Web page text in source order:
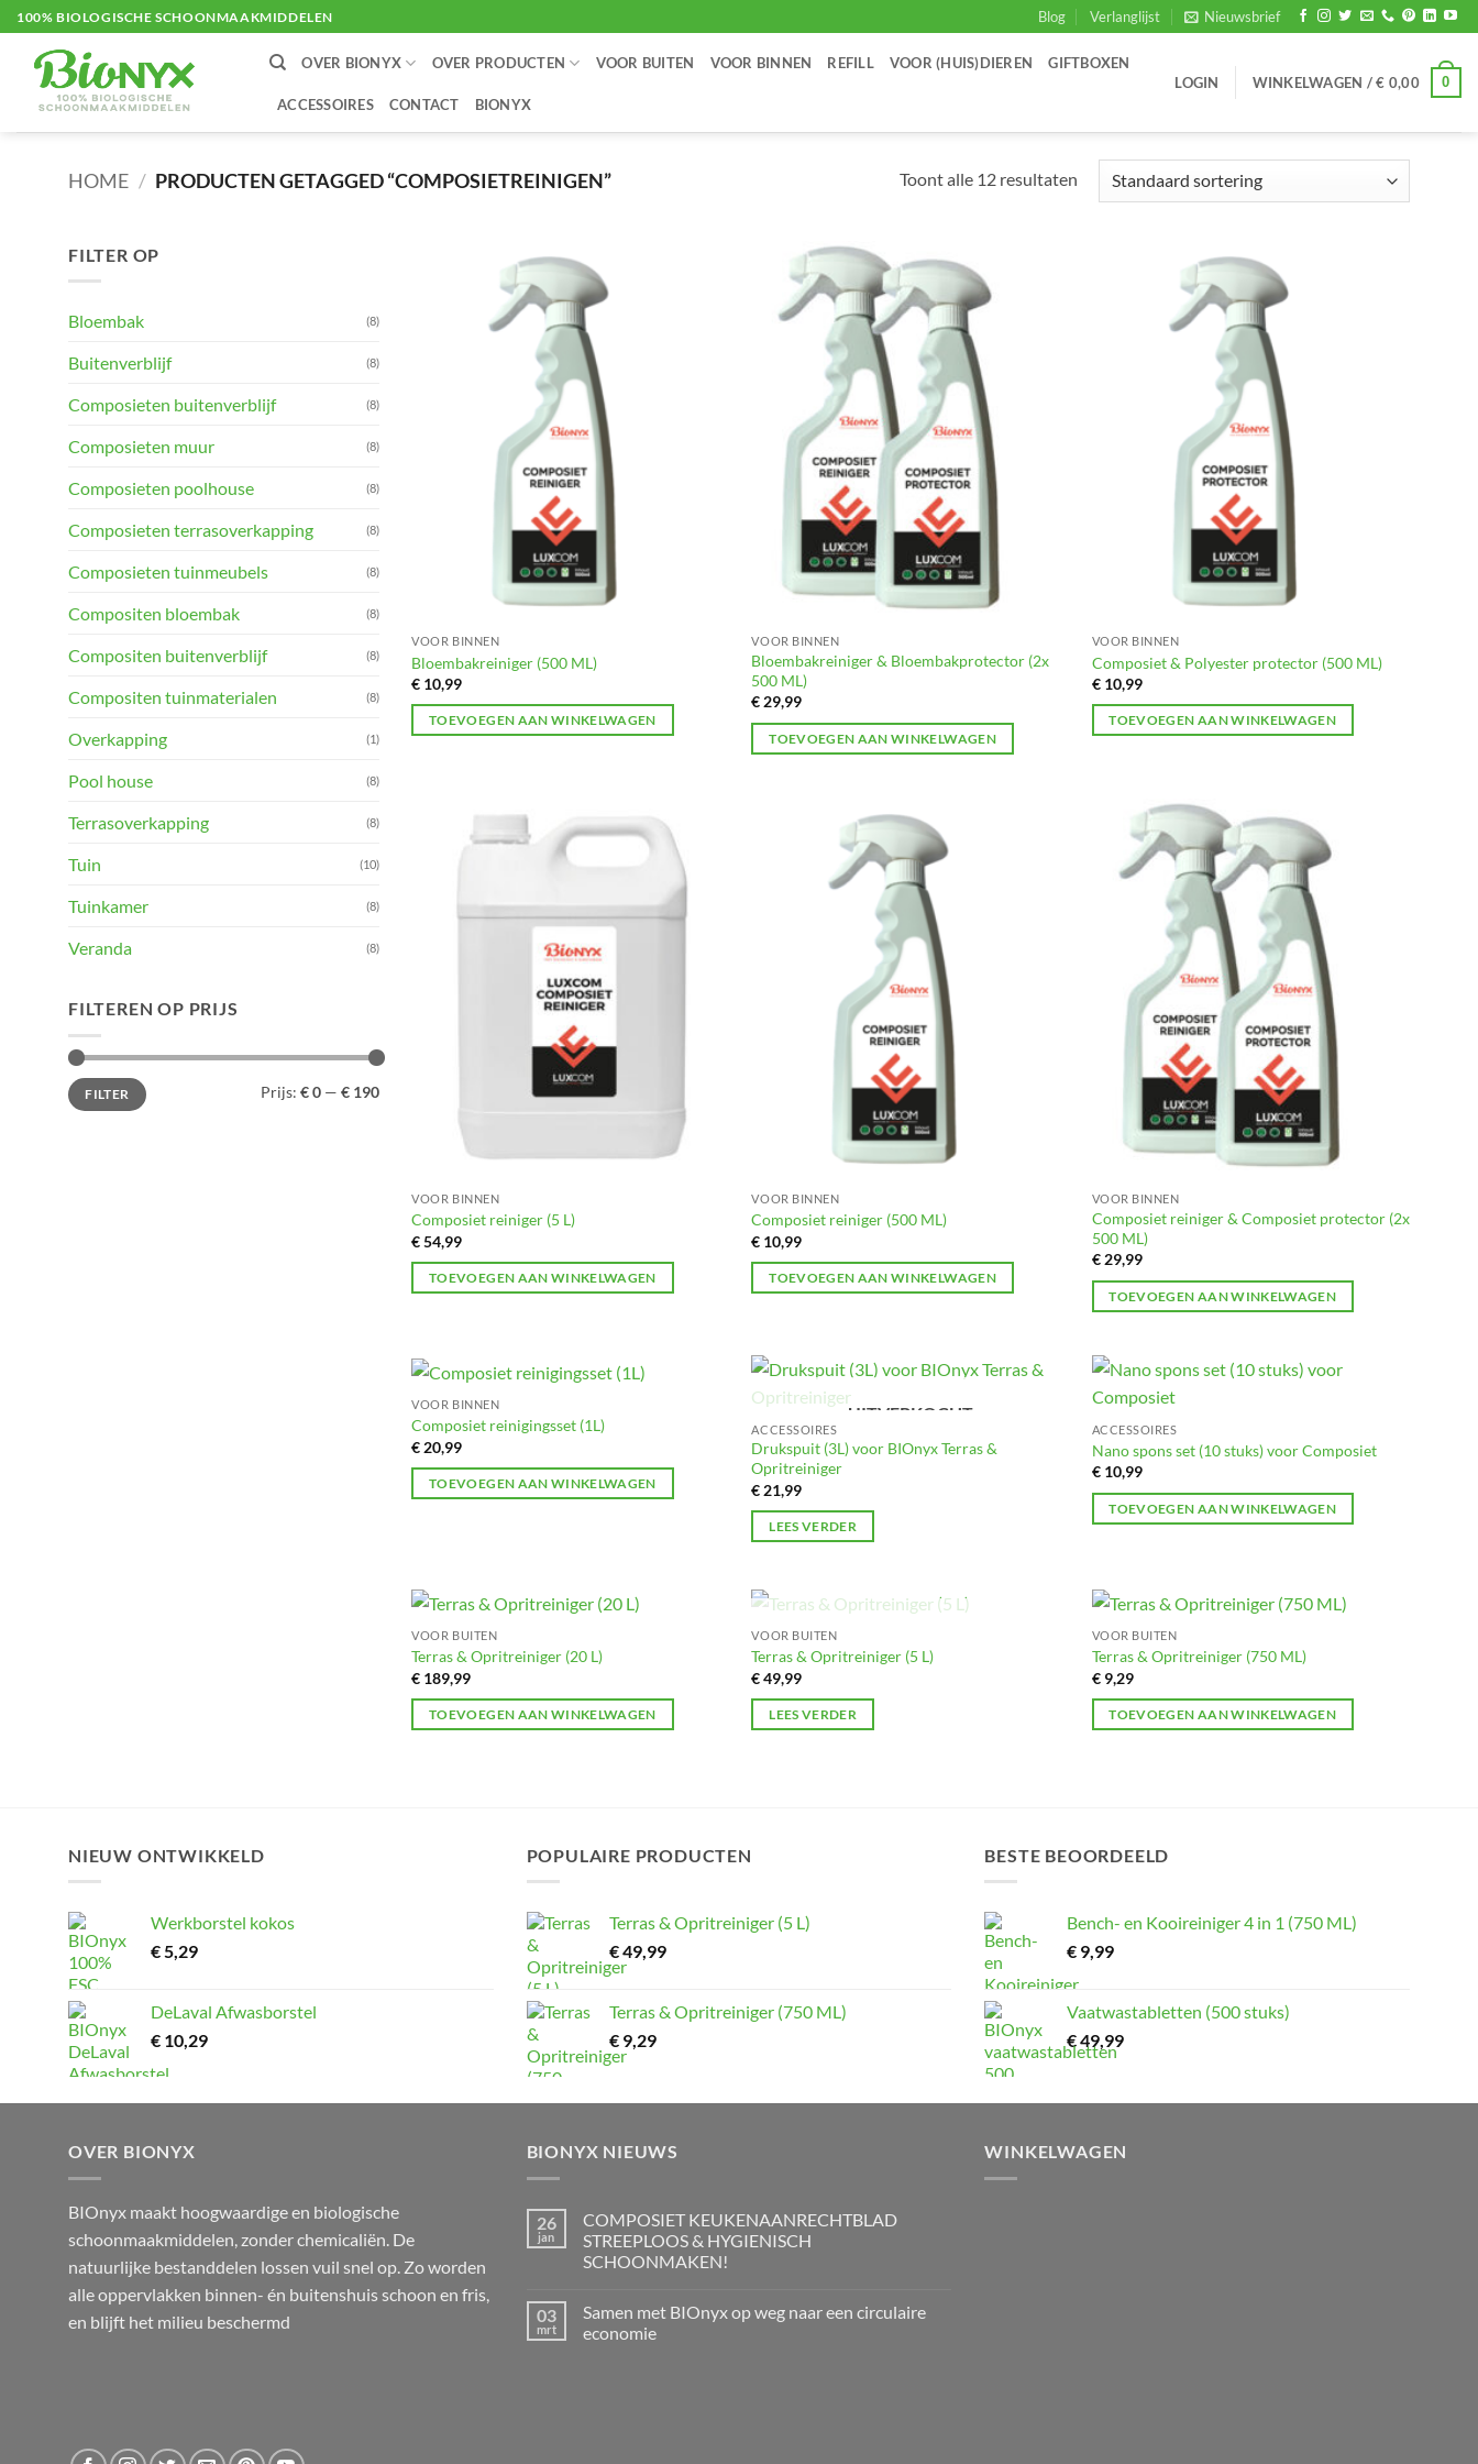
Ga
naar
inhoud
100% BIOLOGISCHE SCHOONMAAKMIDDELEN Blog Verlanglijst Nieuwsbrief
OVER BIONYX OVER PRODUCTEN VOOR BUITEN VOOR BINNEN REFILL VOOR (HUIS)DIEREN GIFTBOXEN
ACCESSOIRES CONTACT BIONYX
LOGIN WINKELWAGEN /€ 0,00 0
HOME / PRODUCTEN GETAGGED “COMPOSIETREINIGEN” Toont alle 12 resultaten
FILTER OP
Bloembak (8)
Buitenverblijf (8)
Composieten buitenverblijf (8)
Composieten muur (8)
Composieten poolhouse (8)
Composieten terrasoverkapping (8)
Composieten tuinmeubels (8)
Compositen bloembak (8)
Compositen buitenverblijf (8)
Compositen tuinmaterialen (8)
Overkapping (1)
Pool house (8)
Terrasoverkapping (8)
Tuin (10)
Tuinkamer (8)
Veranda (8)
FILTEREN OP PRIJS
Min.
prijs
Max.
prijsFILTER Prijs: € 0— € 190
VOOR BINNEN
Bloembakreiniger (500 ML)
€ 10,99
TOEVOEGEN AAN WINKELWAGEN
Toevoegen
VOOR BINNEN
Bloembakreiniger & Bloembakprotector (2x
500 ML)
€ 29,99
TOEVOEGEN AAN WINKELWAGEN
VOOR BINNEN
Composiet & Polyester protector (500 ML)
€10,99
TOEVOEGEN AAN WINKELWAGEN
Toevoegen
aan
verlanglijst
VOOR BINNEN
Composiet reiniger (5 L)
€54,99
TOEVOEGEN AAN WINKELWAGEN
VOOR BINNEN
Composiet reiniger (500 ML)
€ 10,99
TOEVOEGEN AAN WINKELWAGEN
Toevoegen
VOOR BINNEN
Composiet reiniger & Composiet protector (2x
500 ML)
€29,99
TOEVOEGEN AAN WINKELWAGEN
VOOR BINNEN
Composiet reinigingsset (1L)
€ 20,99
TOEVOEGEN AAN WINKELWAGEN
verlanglijst
UITVERKOCHT
ACCESSOIRES
Drukspuit (3L) voor BIOnyx Terras &
Opritreiniger
€ 21,99
LEES VERDER
verlanglijst
ACCESSOIRES
Nano spons set (10 stuks) voor Composiet
€10,99
TOEVOEGEN AAN WINKELWAGEN
VOOR BUITEN
Terras & Opritreiniger (20 L)
€ 189,99
TOEVOEGEN AAN WINKELWAGEN
VOOR BUITEN
Terras & Opritreiniger (5 L)
€49,99
LEES VERDER
VOOR BUITEN
Terras & Opritreiniger (750 ML)
€9,29
TOEVOEGEN AAN WINKELWAGEN
NIEUW ONTWIKKELD
Werkborstel kokos
€5,29
DeLaval Afwasborstel
€ 10,29
POPULAIRE PRODUCTEN
Terras & Opritreiniger (5 L)
€49,99
Terras & Opritreiniger (750 ML)
€9,29
BESTE BEOORDEELD
Bench- en Kooireiniger 4 in 1 (750 ML)
€ 9,99
Vaatwastabletten (500 stuks)
€49,99
OVER BIONYX
BIOnyx maakt hoogwaardige en biologische
schoonmaakmiddelen, zonder chemicaliën. De
natuurlijke bestanddelen lossen vuil snel op. Zo worden
alle oppervlakken binnen- én buitenshuis schoon en fris,
en blijft het milieu beschermd
BIONYX NIEUWS
26
jan
COMPOSIET KEUKENAANRECHTBLAD
STREEPLOOS & HYGIENISCH
SCHOONMAKEN!
op
COMPOSIET
KEUKENAANRECHTBLAD
03
mrt
Samen met BIOnyx op weg naar een circulaire
economie
WINKELWAGEN